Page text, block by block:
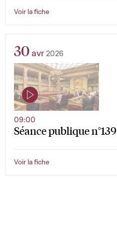
Voir la fiche
30avr 2026
Séance publique n°139
09:00
Voir la fiche